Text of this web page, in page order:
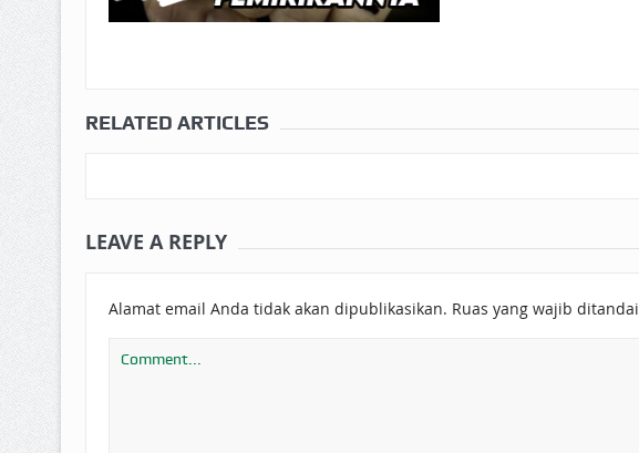
RELATED ARTICLES
LEAVE A REPLY
Alamat email Anda tidak akan dipublikasikan. Ruas yang wajib ditandai